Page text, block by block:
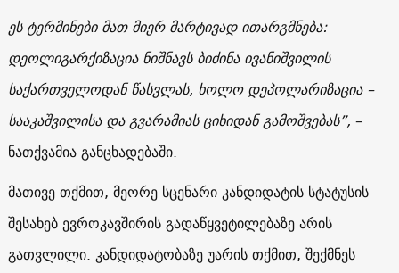
ეს ტერმინები მათ მიერ მარტივად ითარგმნება:
დეოლიგარქიზაცია ნიშნავს ბიძინა ივანიშვილის
საქართველოდან წასვლას, ხოლო დეპოლარიზაცია –
სააკაშვილისა და გვარამიას ციხიდან გამოშვებას”, –
ნათქვამია განცხადებაში.
მათივე თქმით, მეორე სცენარი კანდიდატის სტატუსის
შესახებ ევროკავშირის გადაწყვეტილებაზე არის
გათვლილი. კანდიდატობაზე უარის თქმით, შექმნეს